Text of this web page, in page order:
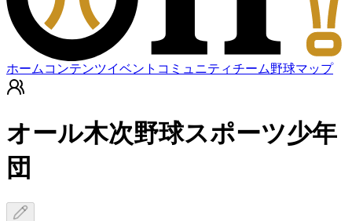
ホーム コンテンツイベント コミュニティチーム野球マップ
オール木次野球スポーツ少年
団